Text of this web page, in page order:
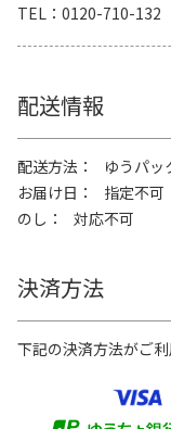
TEL
0120-710-132
配送情報
配送方法
ゆうパッ
お届け日
指定不可
のし
対応不可
決済方法
下記の決済方法がご利